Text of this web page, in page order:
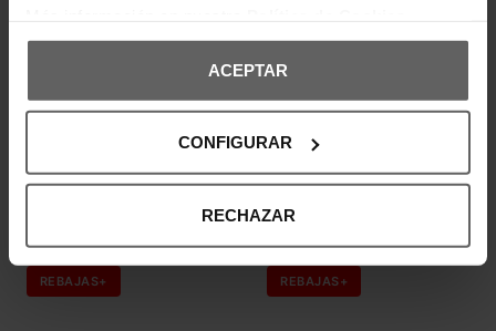
ACEPTAR
CONFIGURAR
RECHAZAR
Últimas unidades en stock
SAINT DEPT
SUDADERA SAINT DEPT. BLANCA
51,96 € 64,95 € -20%
REBAJAS+
SAINT DEPT
SUDADERA SAINT DEPT. VERDE
HOMBRE
51,96 € 64,95 € -20%
REBAJAS+